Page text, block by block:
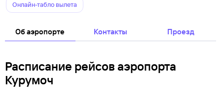
Онлайн-табло вылета
Об аэропорте Контакты Проезд
Расписание рейсов аэропорта
Курумоч